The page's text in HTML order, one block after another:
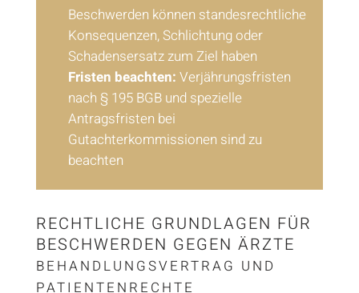
Beschwerden können standesrechtliche
Konsequenzen, Schlichtung oder
Schadensersatz zum Ziel haben
Fristen beachten: Verjährungsfristen
nach § 195 BGB und spezielle
Antragsfristen bei
Gutachterkommissionen sind zu
beachten
RECHTLICHE GRUNDLAGEN FÜR
BESCHWERDEN GEGEN ÄRZTE
BEHANDLUNGSVERTRAG UND
PATIENTENRECHTE